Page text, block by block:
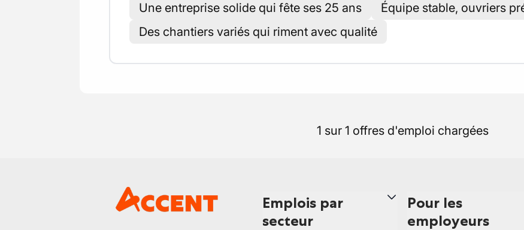
Une entreprise solide qui fête ses 25 ans
Équipe stable, ouvriers
Des chantiers variés qui riment avec qualité
1 sur 1 offres d'emploi chargées
Emplois par
secteur
Pour les
employeurs